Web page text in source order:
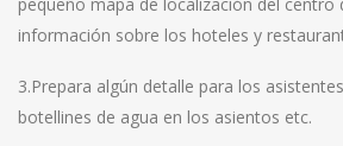
información sobre los hoteles y
3.Prepara algún detalle para los
botellines de agua en los asientos etc.